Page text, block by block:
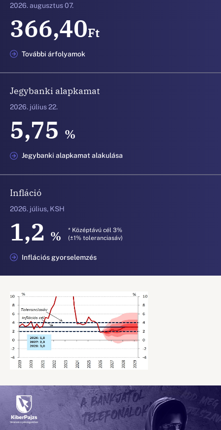
366,40Ft
2026. augusztus 07.
További árfolyamok
Jegybanki alapkamat
2026. július 22.
5,75 %
Jegybanki alapkamat alakulása
Infláció
2026. július, KSH
1,2 %
* Középtávú cél 3%
(±1% toleranciasáv)
Inflációs gyorselemzés
Nyugdíjmegtakarítás
Családi Zöld Pénzügyek